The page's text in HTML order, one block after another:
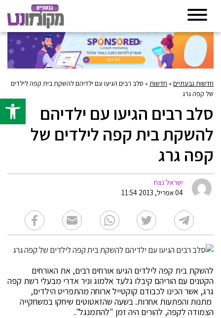
פתח
חדשות גבעתיים» חדשות » סלב רבים הגיעו עם ילדיהם להשקת בית קפה לילדים
של קפה גרג
סלב רבים הגיעו עם ילדיהם
להשקת בית קפה לילדים של
קפה גרג
ישראל נצח
04 אפריל, 2013 11:54
להשקת בית קפה לילדים הגיעו אורחים רבים, את האורחים
הקטנים עם הוריהם קיבלו גלעד אלמוג וניר אדרי מבעלי רשת קפה
גרג, אשר הכינו לכבודם קוקטייל ארוחה מהתפריט הילדים,
מתנות והפתעות אחרות. בשעה שהזאטוטים שיחקו במשחקייה
הצמודה לקפה, להורים היה זמן "להתמנגל".